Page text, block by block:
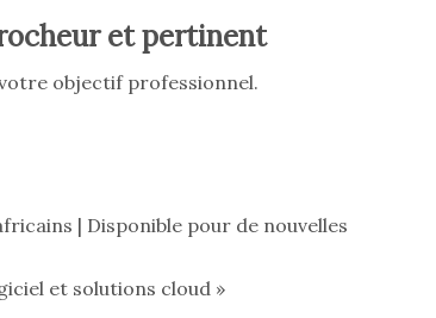
et pertinent
objectif professionnel.
| Disponible pour de nouvelles
et solutions cloud »